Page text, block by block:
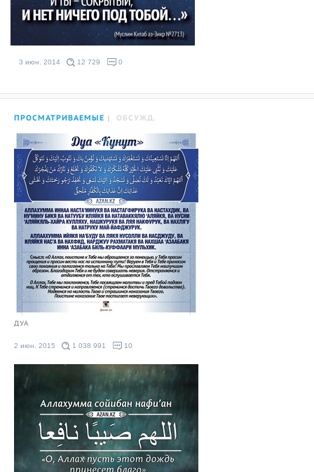
3 июн. 2014 12 729 0
ПРОСМАТРИВАЕМЫЕ ОБСУЖД.
ДУА
2 июн. 2015 1 038 991 10